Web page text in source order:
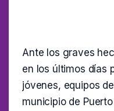
Ante los graves
en los últimos días
jóvenes, equipos
municipio de